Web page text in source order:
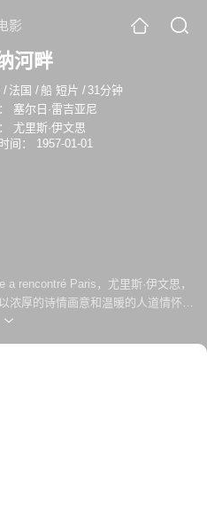
影
河畔
/ 法国 /船 短片 / 31分钟
塞尔日·雷吉亚尼
尤里斯·伊文思
间：
1957-01-01
a rencontré Paris，尤里斯·伊文思，
浓厚的诗情画意和温暖的人道情怀描
如轻盈的小船航行在塞纳河上，划过
在岸边拍照的女模特，恋人们旁若
拍摄完成不久就曾在中国放映，而